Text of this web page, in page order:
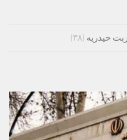
حیدریه (۳۸)